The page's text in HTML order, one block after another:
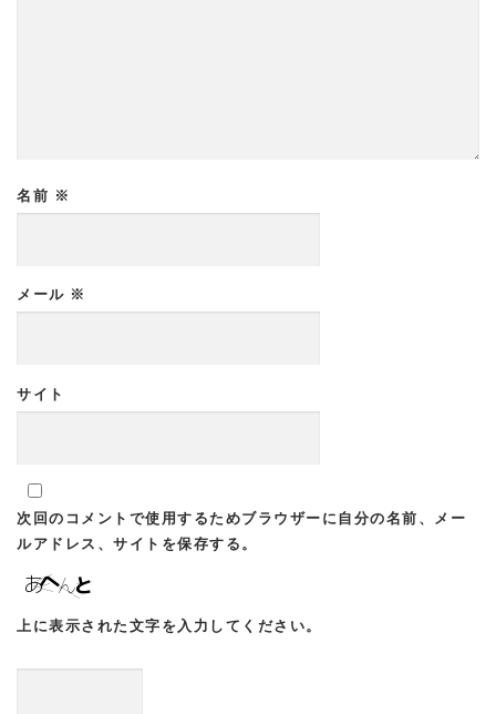
名前 ※
メール ※
サイト
次回のコメントで使用するためブラウザーに自分の名前、メー
ルアドレス、サイトを保存する。
上に表示された文字を入力してください。